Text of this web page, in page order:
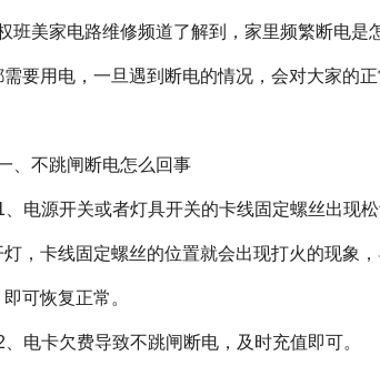
班美家电路维修频道了解到，家里频繁断电
需要用电，一旦遇到断电的情况，会对大家的
、不跳闸断电怎么回事
、电源开关或者灯具开关的卡线固定螺丝出现
灯，卡线固定螺丝的位置就会出现打火的现象
可恢复正常。
、电卡欠费导致不跳闸断电，及时充值即可。